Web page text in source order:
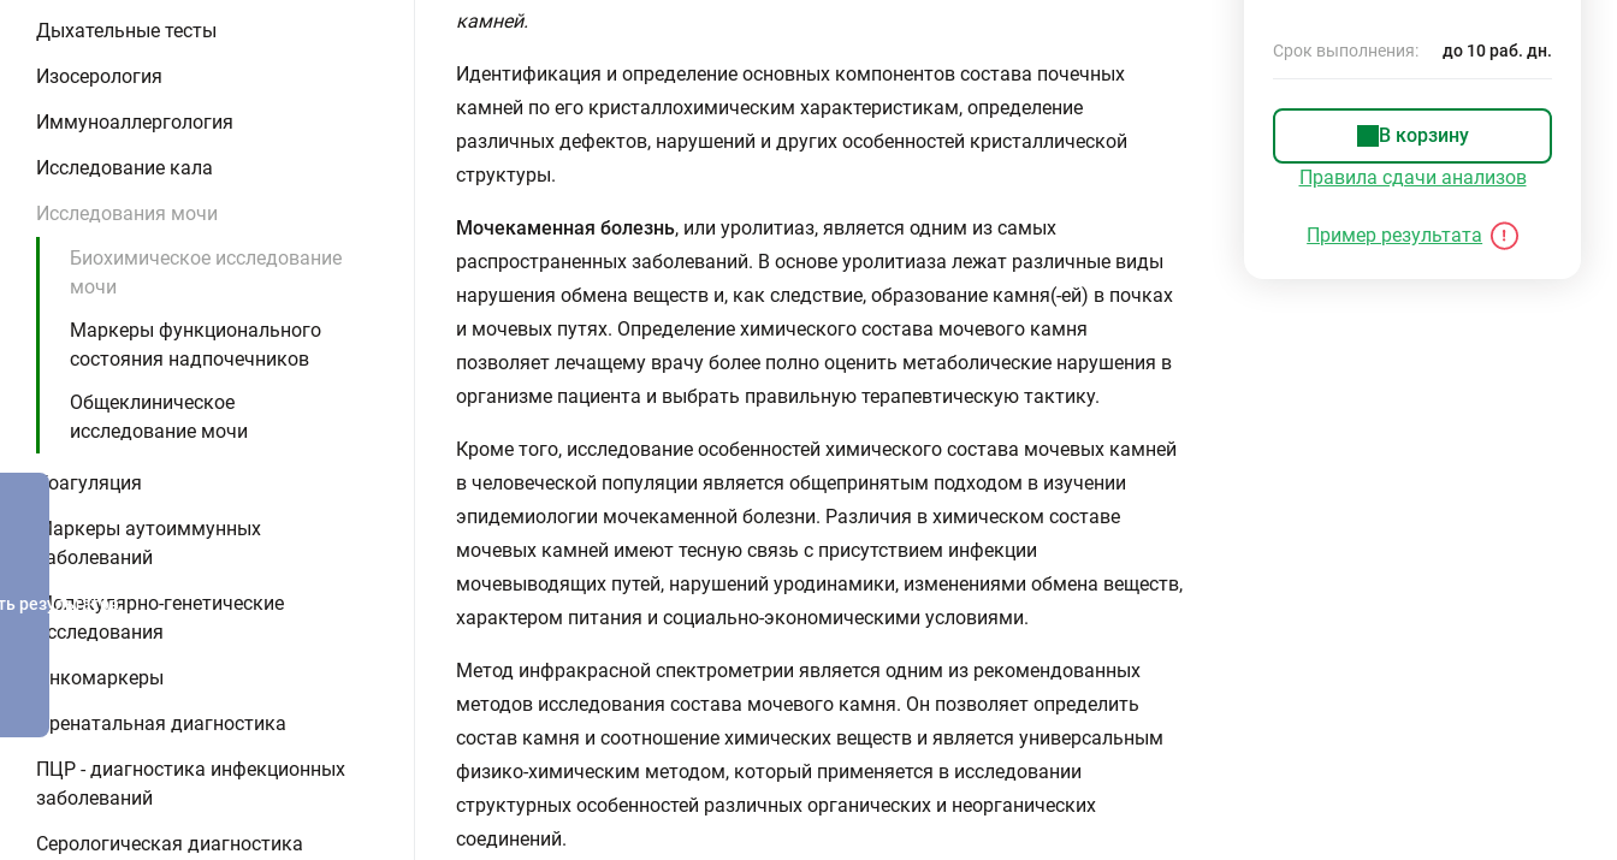
Дыхательные тесты
Изосерология
Иммуноаллергология
Исследование кала
Исследования мочи
Биохимическое исследование
мочи
Маркеры функционального
состояния надпочечников
Общеклиническое
исследование мочи
Коагуляция
Маркеры аутоиммунных
заболеваний
Молекулярно-генетические
исследования
Онкомаркеры
Пренатальная диагностика
ПЦР - диагностика инфекционных
заболеваний
Серологическая диагностика
камней.
Идентификация и определение основных компонентов состава почечных
камней по его кристаллохимическим характеристикам, определение
различных дефектов, нарушений и других особенностей кристаллической
структуры.
Мочекаменная болезнь, или уролитиаз, является одним из самых
распространенных заболеваний. В основе уролитиаза лежат различные виды
нарушения обмена веществ и, как следствие, образование камня(-ей) в почках
и мочевых путях. Определение химического состава мочевого камня
позволяет лечащему врачу более полно оценить метаболические нарушения в
организме пациента и выбрать правильную терапевтическую тактику.
Кроме того, исследование особенностей химического состава мочевых камней
в человеческой популяции является общепринятым подходом в изучении
эпидемиологии мочекаменной болезни. Различия в химическом составе
мочевых камней имеют тесную связь с присутствием инфекции
мочевыводящих путей, нарушений уродинамики, изменениями обмена веществ,
характером питания и социально-экономическими условиями.
Метод инфракрасной спектрометрии является одним из рекомендованных
методов исследования состава мочевого камня. Он позволяет определить
состав камня и соотношение химических веществ и является универсальным
физико-химическим методом, который применяется в исследовании
структурных особенностей различных органических и неорганических
соединений.
Срок выполнения: до 10 раб. дн.
В корзину
Правила сдачи анализов
Пример результата
результатов